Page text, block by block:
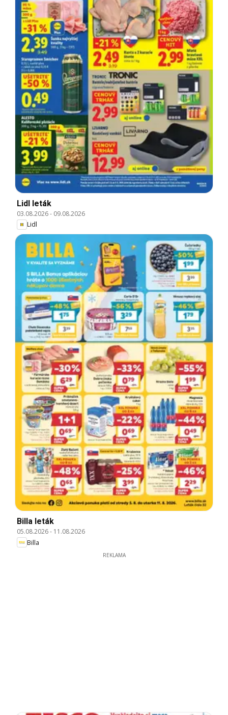
Lidl leták
03.08.2026- 09.08.2026
Lidl
Billa leták
05.08.2026- 11.08.2026
Billa
REKLAMA